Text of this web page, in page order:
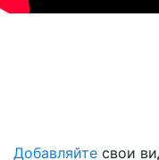
Добавляйте свои